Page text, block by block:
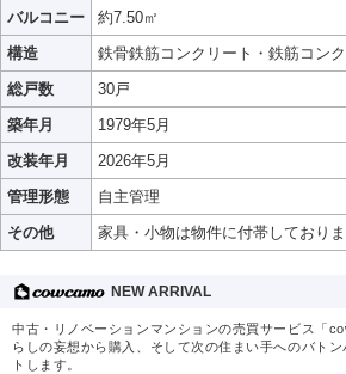
バルコニー
約7.50㎡
構造
鉄骨鉄筋コンクリート・鉄筋コン
総戸数
30戸
築年月
1979年5月
改装年月
2026年5月
管理形態
自主管理
その他
家具・小物は物件に付帯しており
NEW ARRIVAL
中古・リノベーションマンションの売買サービス「
らしの妄想から購入、そして次の住まい手へのバト
トします。